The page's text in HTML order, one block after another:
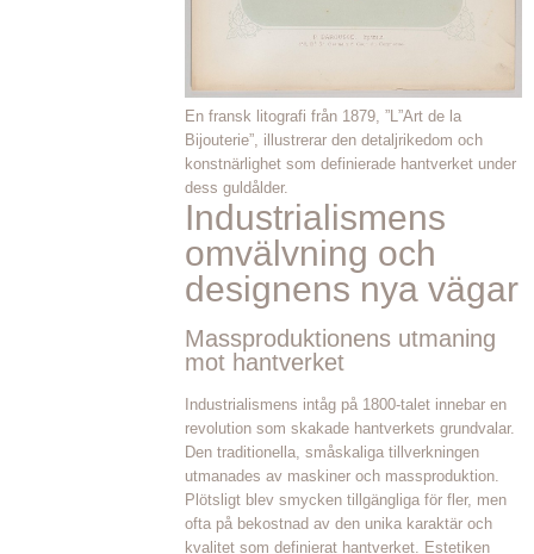
En fransk litografi från 1879, ”L”Art de la
Bijouterie”, illustrerar den detaljrikedom och
konstnärlighet som definierade hantverket under
dess guldålder.
Industrialismens
omvälvning och
designens nya vägar
Massproduktionens utmaning
mot hantverket
Industrialismens intåg på 1800-talet innebar en
revolution som skakade hantverkets grundvalar.
Den traditionella, småskaliga tillverkningen
utmanades av maskiner och massproduktion.
Plötsligt blev smycken tillgängliga för fler, men
ofta på bekostnad av den unika karaktär och
kvalitet som definierat hantverket. Estetiken